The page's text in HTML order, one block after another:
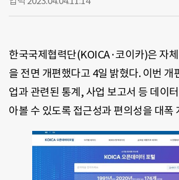
한국국제협력단(KOICA·코이카)은 자체
을 전면 개편했다고 4일 밝혔다. 이번 개
업과 관련된 통계, 사업 보고서 등 데이
아볼 수 있도록 접근성과 편의성을 대폭